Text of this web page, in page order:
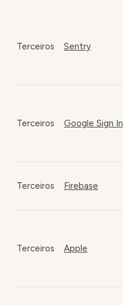
Terceiros Sentry
Terceiros Google Sign In
Terceiros Firebase
Terceiros Apple